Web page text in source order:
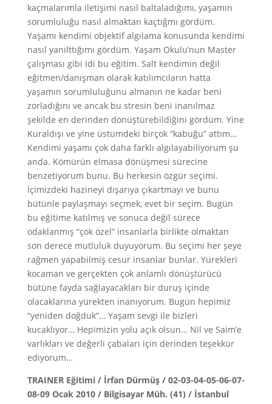
kaçmalarımla iletişimi nasıl baltaladığımı, yaşamın
sorumluluğu nasıl almaktan kaçtığmı gördüm.
Yaşamı kendimi objektif algılama konusunda kendimi
nasıl yanılttığımı gördüm. Yaşam Okulu’nun Master
çalışması gibi idi bu eğitim. Salt kendimin değil
eğitmen/danışman olarak katılımcıların hatta
yaşamın sorumluluğunu almanın ne kadar beni
zorladığını ve ancak bu stresin beni inanılmaz
şekilde en derinden dönüştürebildiğini gördüm. Yine
Kuraldışı ve yine üstümdeki birçok “kabuğu” attım…
Kendimi yaşamı çok daha farklı algılayabiliyorum şu
anda. Kömürün elmasa dönüşmesi sürecine
benzetiyorum bunu. Bu herkesin özgür seçimi.
İçimizdeki hazineyi dışarıya çıkartmayı ve bunu
bütünle paylaşmayı seçmek, evet bir seçim. Bugün
bu eğitime katılmış ve sonuca değil sürece
odaklanmış “çok özel” insanlarla birlikte olmaktan
son derece mutluluk duyuyorum. Bu seçimi her şeye
rağmen yapabilmiş cesur insanlar bunlar. Yürekleri
kocaman ve gerçekten çok anlamlı dönüştürücü
bütüne fayda sağlayacakları bir duruş içinde
olacaklarına yürekten inanıyorum. Bugün hepimiz
“yeniden doğduk”… Yaşam sevgi ile bizleri
kucaklıyor… Hepimizin yolu açık olsun… Nil ve Saim’e
varlıkları ve değerli çabaları için derinden teşekkür
ediyorum…
TRAINER Eğitimi / İrfan Dürmüş / 02-03-04-05-06-07-
08-09 Ocak 2010 / Bilgisayar Müh. (41) / İstanbul